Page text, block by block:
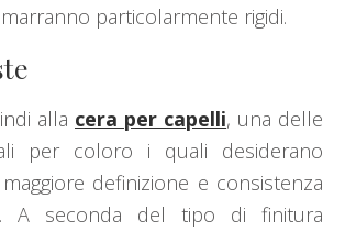
particolarmente rigidi.
alla cera per capelli, una delle
per coloro i quali desiderano
definizione e consistenza
A seconda del tipo di finitura